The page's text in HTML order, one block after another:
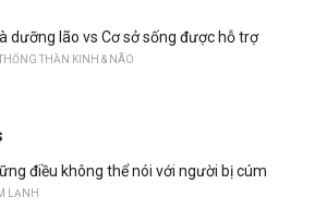
dưỡng lão vs Cơ sở sống được hỗ trợ
THẦN KINH & NÃO
điều không thể nói với người bị cúm
LẠNH